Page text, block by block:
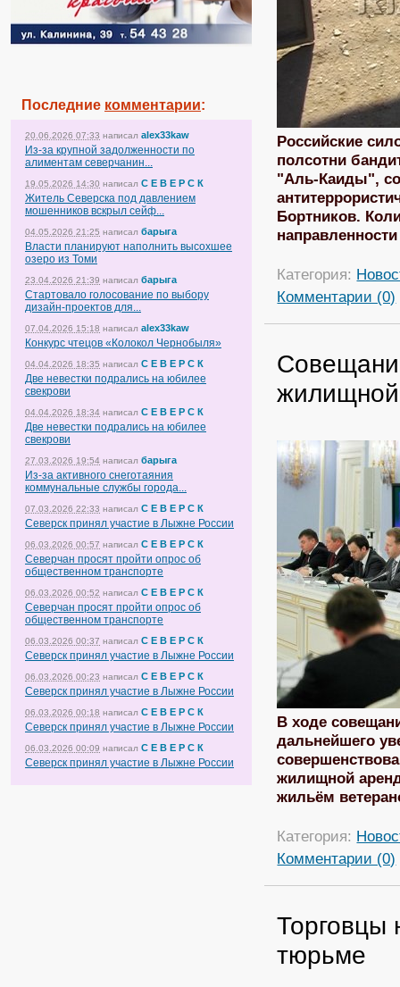
Последние комментарии:
20.06.2026 07:33 написал alex33kaw
Из-за крупной задолженности по
алиментам северчанин...
19.05.2026 14:30 написал С Е В Е Р С К
Житель Северска под давлением
мошенников вскрыл сейф...
04.05.2026 21:25 написал барыга
Власти планируют наполнить высохшее
озеро из Томи
23.04.2026 21:39 написал барыга
Стартовало голосование по выбору
дизайн-проектов для...
07.04.2026 15:18 написал alex33kaw
Конкурс чтецов «Колокол Чернобыля»
04.04.2026 18:35 написал С Е В Е Р С К
Две невестки подрались на юбилее
свекрови
04.04.2026 18:34 написал С Е В Е Р С К
Две невестки подрались на юбилее
свекрови
27.03.2026 19:54 написал барыга
Из-за активного снеготаяния
коммунальные службы города...
07.03.2026 22:33 написал С Е В Е Р С К
Северск принял участие в Лыжне России
06.03.2026 00:57 написал С Е В Е Р С К
Северчан просят пройти опрос об
общественном транспорте
06.03.2026 00:52 написал С Е В Е Р С К
Северчан просят пройти опрос об
общественном транспорте
06.03.2026 00:37 написал С Е В Е Р С К
Северск принял участие в Лыжне России
06.03.2026 00:23 написал С Е В Е Р С К
Северск принял участие в Лыжне России
06.03.2026 00:18 написал С Е В Е Р С К
Северск принял участие в Лыжне России
06.03.2026 00:09 написал С Е В Е Р С К
Северск принял участие в Лыжне России
Российские
полсотни
"Аль-Каиды",
Бортников.
Категория:
Комментарии (0)
жилищной
В ходе
дальнейшего
жилищной
жильём
Категория:
Комментарии (0)
Торговцы
тюрьме